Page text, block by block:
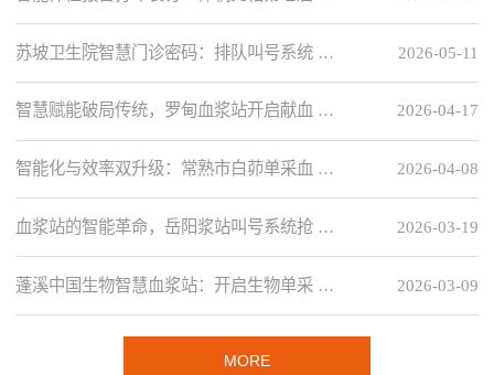
2026-05-11
苏坡卫生院智慧门诊密码：排队叫号系统 …
2026-04-17
智慧赋能破局传统，罗甸血浆站开启献血 …
2026-04-08
智能化与效率双升级：常熟市白茆单采血 …
2026-03-19
血浆站的智能革命，岳阳浆站叫号系统抢 …
2026-03-09
蓬溪中国生物智慧血浆站：开启生物单采 …
MORE